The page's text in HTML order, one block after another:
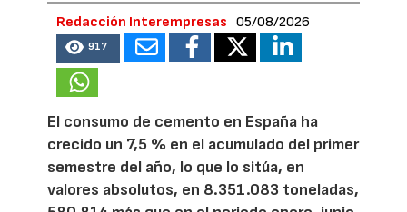
Redacción Interempresas 05/08/2026
917
El consumo de cemento en España ha
crecido un 7,5 % en el acumulado del primer
semestre del año, lo que lo sitúa, en
valores absolutos, en 8.351.083 toneladas,